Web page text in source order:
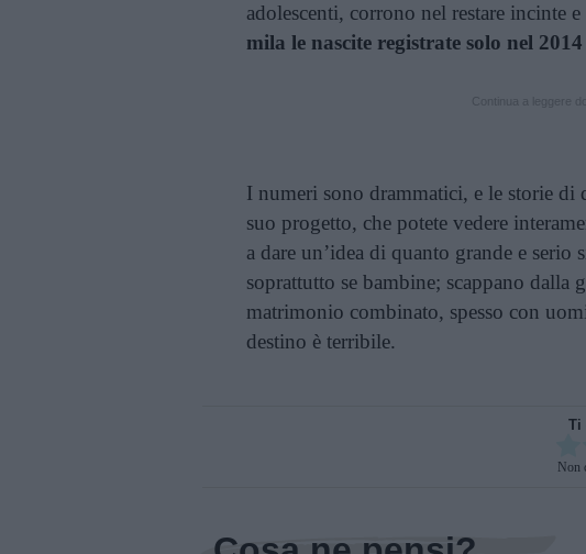
adolescenti, corrono nel restare incinte
mila le nascite registrate solo nel
I numeri sono drammatici, e le storie di
suo progetto, che potete vedere
a dare un’idea di quanto grande e
soprattutto se bambine; scappano dalla
matrimonio combinato, spesso con
destino è terribile.
Ti
Non